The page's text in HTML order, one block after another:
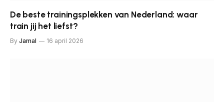
De beste trainingsplekken van Nederland: waar
train jij het liefst?
By Jamal 16 april 2026